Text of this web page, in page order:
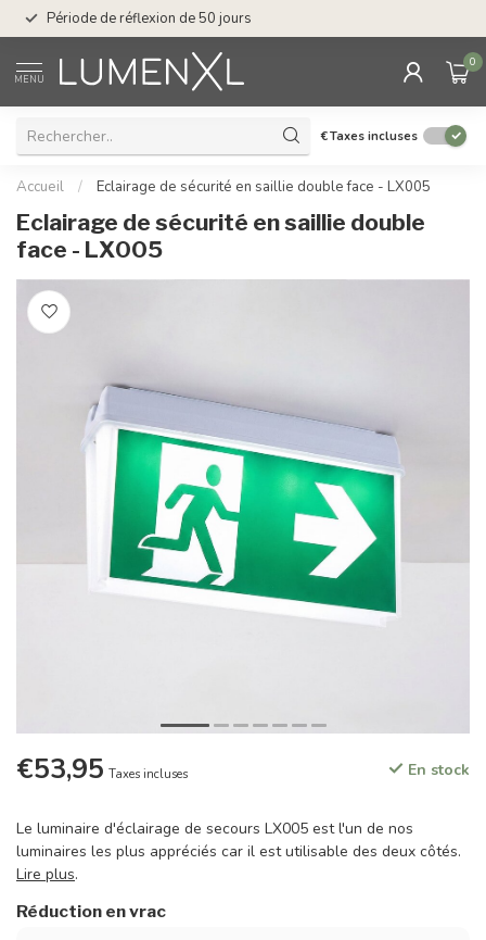
Période de réflexion de 50 jours
MENU
0
€Taxes incluses
Accueil / Eclairage de sécurité en saillie double face - LX005
Eclairage de sécurité en saillie double
face - LX005
€53,95 Taxes incluses En stock
Le luminaire d'éclairage de secours LX005 est l'un de nos
luminaires les plus appréciés car il est utilisable des deux côtés.
Lire plus.
Réduction en vrac